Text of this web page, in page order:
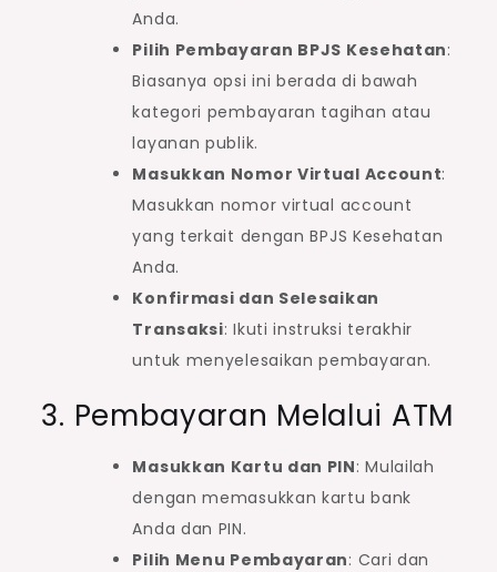
Anda.
Pilih Pembayaran BPJS Kesehatan:
Biasanya opsi ini berada di bawah
kategori pembayaran tagihan atau
layanan publik.
Masukkan Nomor Virtual Account:
Masukkan nomor virtual account
yang terkait dengan BPJS Kesehatan
Anda.
Konfirmasi dan Selesaikan
Transaksi: Ikuti instruksi terakhir
untuk menyelesaikan pembayaran.
3. Pembayaran Melalui ATM
Masukkan Kartu dan PIN: Mulailah
dengan memasukkan kartu bank
Anda dan PIN.
Pilih Menu Pembayaran: Cari dan